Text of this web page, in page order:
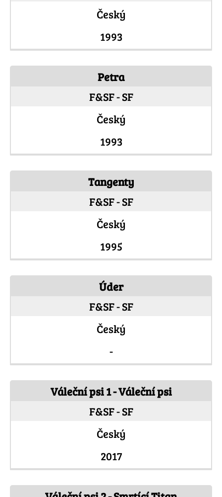
Český
1993
Petra
F&SF - SF
Český
1993
Tangenty
F&SF - SF
Český
1995
Úder
F&SF - SF
Český
-
Váleční psi 1 - Váleční psi
F&SF - SF
Český
2017